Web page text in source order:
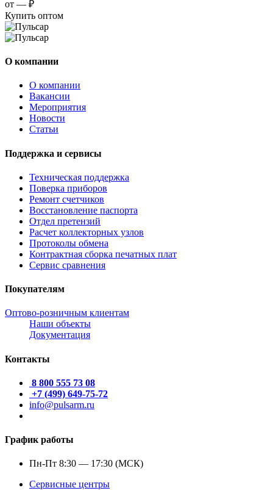
от — ₽
Купить оптом
О компании
О компании
Вакансии
Мероприятия
Новости
Статьи
Поддержка и сервисы
Техническая поддержка
Поверка приборов
Ремонт счетчиков
Восстановление паспорта
Отдел претензий
Расчет коллекторных узлов
Протоколы обмена
Контрактная сборка печатных плат
Сервис сравнения
Покупателям
Оптово-розничным клиентам
Наши объекты
Документация
Контакты
8 800 555 73 08
+7 (499) 649-75-72
info@pulsarm.ru
График работы
Пн-Пт 8:30 — 17:30 (МСК)
Сервисные центры